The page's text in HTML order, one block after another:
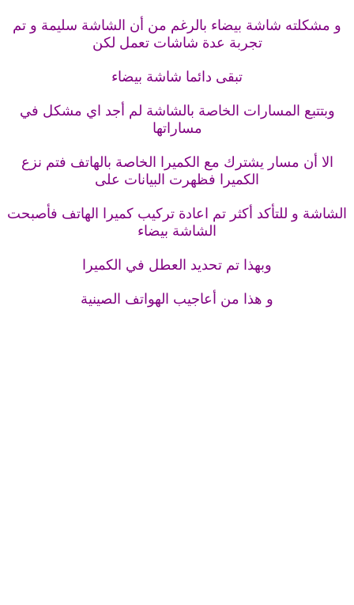
و مشكلته شاشة بيضاء بالرغم من أن الشاشة سليمة و تم
تجربة عدة شاشات تعمل لكن
تبقى دائما شاشة بيضاء
وبتتبع المسارات الخاصة بالشاشة لم أجد اي مشكل في
مساراتها
الا أن مسار يشترك مع الكميرا الخاصة بالهاتف فتم نزع
الكميرا فظهرت البيانات على
الشاشة و للتأكد أكثر تم اعادة تركيب كميرا الهاتف فأصبحت
الشاشة بيضاء
وبهذا تم تحديد العطل في الكميرا
و هذا من أعاجيب الهواتف الصينية